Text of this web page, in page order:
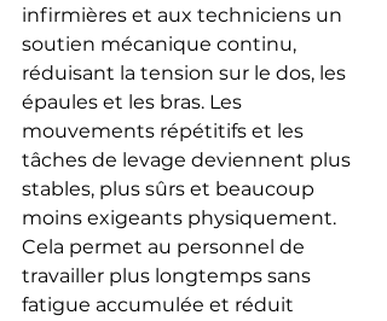
infirmières et aux techniciens un
soutien mécanique continu,
réduisant la tension sur le dos, les
épaules et les bras. Les
mouvements répétitifs et les
tâches de levage deviennent plus
stables, plus sûrs et beaucoup
moins exigeants physiquement.
Cela permet au personnel de
travailler plus longtemps sans
fatigue accumulée et réduit